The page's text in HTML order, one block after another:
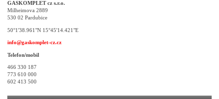
GASKOMPLET cz s.r.o.
Milheimova 2889
530 02 Pardubice
50°1'38.961"N 15°45'14.421"E
info@gaskomplet-cz.cz
Telefon/mobil
466 330 187
773 610 000
602 413 500